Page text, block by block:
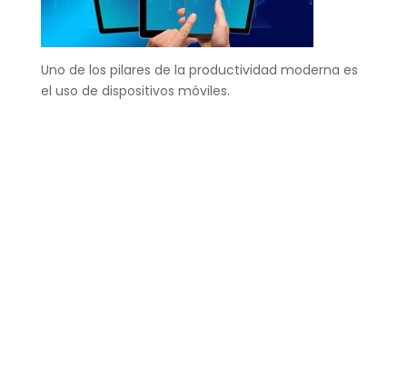
Uno de los pilares de la productividad moderna es
el uso de dispositivos móviles.